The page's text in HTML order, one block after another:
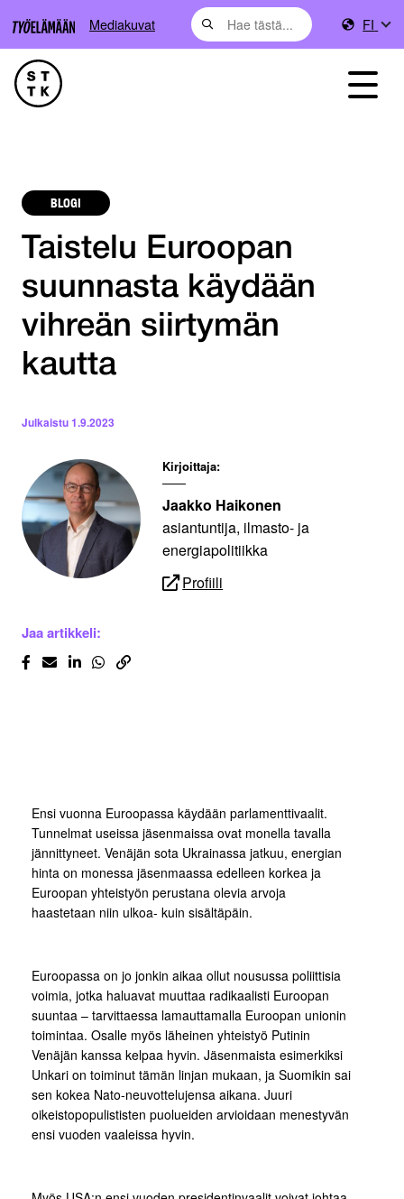
Mediakuvat FI
BLOGI
Taistelu Euroopan
suunnasta käydään
vihreän siirtymän
kautta
Julkaistu1.9.2023
Kirjoittaja:
Jaakko Haikonen
asiantuntija, ilmasto- ja
energiapolitiikka
Profiili
Jaa artikkeli:
Ensi vuonna Euroopassa käydään parlamenttivaalit.
Tunnelmat useissa jäsenmaissa ovat monella tavalla
jännittyneet. Venäjän sota Ukrainassa jatkuu, energian
hinta on monessa jäsenmaassa edelleen korkea ja
Euroopan yhteistyön perustana olevia arvoja
haastetaan niin ulkoa- kuin sisältäpäin.
Euroopassa on jo jonkin aikaa ollut nousussa poliittisia
voimia, jotka haluavat muuttaa radikaalisti Euroopan
suuntaa – tarvittaessa lamauttamalla Euroopan unionin
toimintaa. Osalle myös läheinen yhteistyö Putinin
Venäjän kanssa kelpaa hyvin. Jäsenmaista esimerkiksi
Unkari on toiminut tämän linjan mukaan, ja Suomikin sai
sen kokea Nato-neuvottelujensa aikana. Juuri
oikeistopopulististen puolueiden arvioidaan menestyvän
ensi vuoden vaaleissa hyvin.